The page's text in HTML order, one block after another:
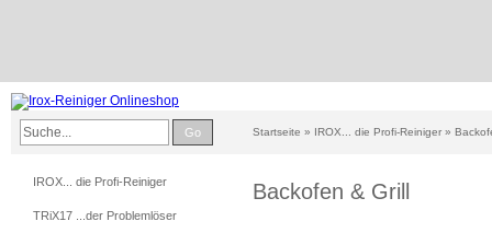
Go Startseite » IROX... die Profi-Reiniger »
Backofen & Grill
IROX... die Profi-Reiniger
TRiX17 ...der Problemlöser